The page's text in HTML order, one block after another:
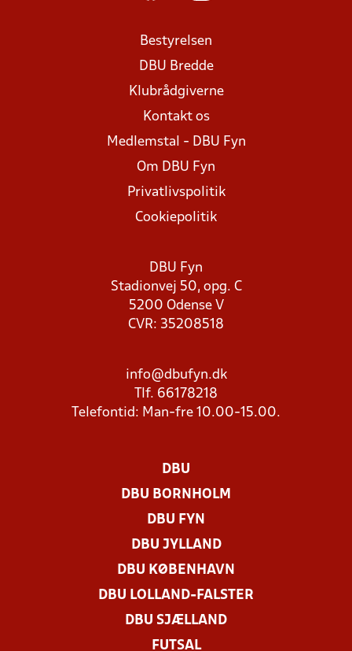
Bestyrelsen
DBU Bredde
Klubrådgiverne
Kontakt os
Medlemstal - DBU Fyn
Om DBU Fyn
Privatlivspolitik
Cookiepolitik
DBU Fyn
Stadionvej 50, opg. C
5200 Odense V
CVR: 35208518
info@dbufyn.dk
Tlf. 66178218
Telefontid: Man-fre 10.00-15.00.
DBU
DBU BORNHOLM
DBU FYN
DBU JYLLAND
DBU KØBENHAVN
DBU LOLLAND-FALSTER
DBU SJÆLLAND
FUTSAL